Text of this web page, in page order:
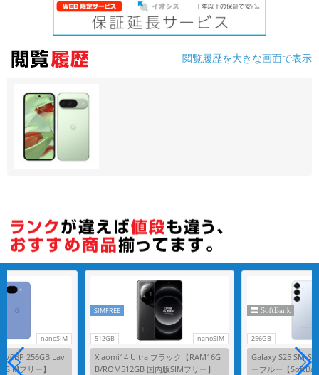
閲覧履歴を大きな画面で表示
nanoSIM
256GB Lav
フリー】
512GB nanoSIM
SIMFREE
Xiaomi14 Ultra ブラック【RAM16G
B/ROM512GB 国内版SIMフリー】
256GB
Galaxy S25 SM-
ーブルー【
各項目のチェックボックスは「or検索」となります。
ただし機能別のみ「and検索」となります。